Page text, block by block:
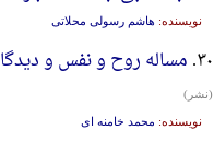
نویسنده: هاشم رسولی محلاتی
۳۰. مساله روح و نفس و
(نشر)
نویسنده: محمد خامنه ای